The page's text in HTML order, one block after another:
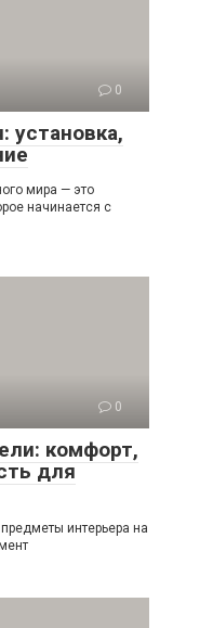
0
установка,
мира — это
начинается с
0
комфорт,
для
интерьера на